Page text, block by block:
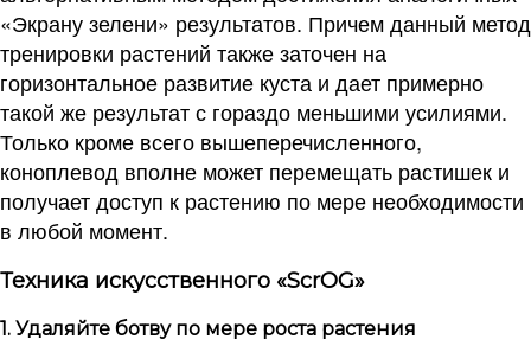
«Экрану зелени» результатов. Причем данный метод
тренировки растений также заточен на
горизонтальное развитие куста и дает примерно
такой же результат с гораздо меньшими усилиями.
Только кроме всего вышеперечисленного,
коноплевод вполне может перемещать растишек и
получает доступ к растению по мере необходимости
в любой момент.
Техника искусственного «ScrOG»
1. Удаляйте ботву по мере роста растения